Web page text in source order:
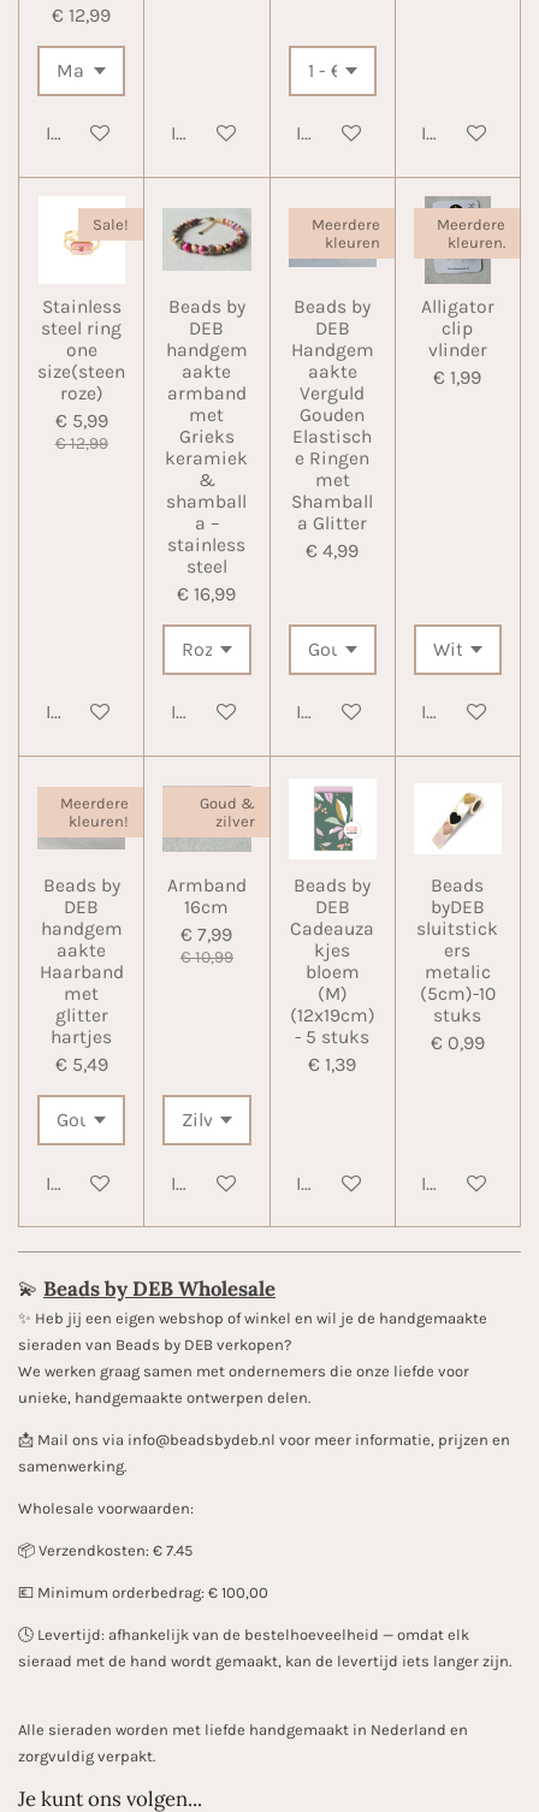
€ 12,99
In winkelwagenIn winkelwagenIn winkelwagen
In
Sale!
Stainless
steel ring
one
size(steen
roze)
€ 5,99
€ 12,99
In winkelwagen
Beads by
DEB
handgem
aakte
armband
met
Grieks
keramiek
&
shamball
a –
stainless
steel
€ 16,99
In winkelwagen
Meerdere
kleuren
Beads by
DEB
Handgem
aakte
Verguld
Gouden
Elastisch
e Ringen
met
Shamball
a Glitter
€ 4,99
In winkelwagen
Meerdere
kleuren.
Alligator
clip
vlinder
€ 1,99
In
Meerdere
kleuren!
Beads by
DEB
handgem
aakte
Haarband
met
glitter
hartjes
€ 5,49
In winkelwagen
Goud &
zilver
Armband
16cm
€ 7,99
€ 10,99
In winkelwagen
Beads by
DEB
Cadeauza
kjes
bloem
(M)
(12x19cm)
- 5 stuks
€ 1,39
In winkelwagen
Beads
byDEB
sluitstick
ers
metalic
(5cm)-10
stuks
€ 0,99
In
💫 Beads by DEB Wholesale
✨️ Heb jij een eigen webshop of winkel en wil je de handgemaakte
sieraden van Beads by DEB verkopen?
We werken graag samen met ondernemers die onze liefde voor
unieke, handgemaakte ontwerpen delen.
📩 Mail ons via info@beadsbydeb.nl voor meer informatie, prijzen en
samenwerking.
Wholesale voorwaarden:
📦 Verzendkosten: € 7.45
💶 Minimum orderbedrag: € 100,00
🕓 Levertijd: afhankelijk van de bestelhoeveelheid — omdat elk
sieraad met de hand wordt gemaakt, kan de levertijd iets langer zijn.
Alle sieraden worden met liefde handgemaakt in Nederland en
zorgvuldig verpakt.
Je kunt ons volgen...